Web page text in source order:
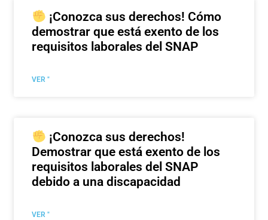
¡Conozca sus derechos! Cómo
demostrar que está exento de los
requisitos laborales del SNAP
VER "
¡Conozca sus derechos!
Demostrar que está exento de los
requisitos laborales del SNAP
debido a una discapacidad
VER "